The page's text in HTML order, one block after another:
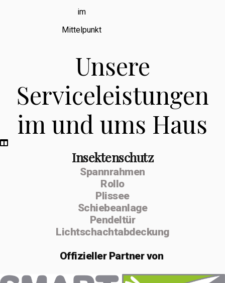
im
Mittelpunkt
Unsere
Serviceleistungen
im und ums Haus
Insektenschutz
Spannrahmen
Rollo
Plissee
Schiebeanlage
Pendeltür
Lichtschachtabdeckung
OffiziellerPartner von